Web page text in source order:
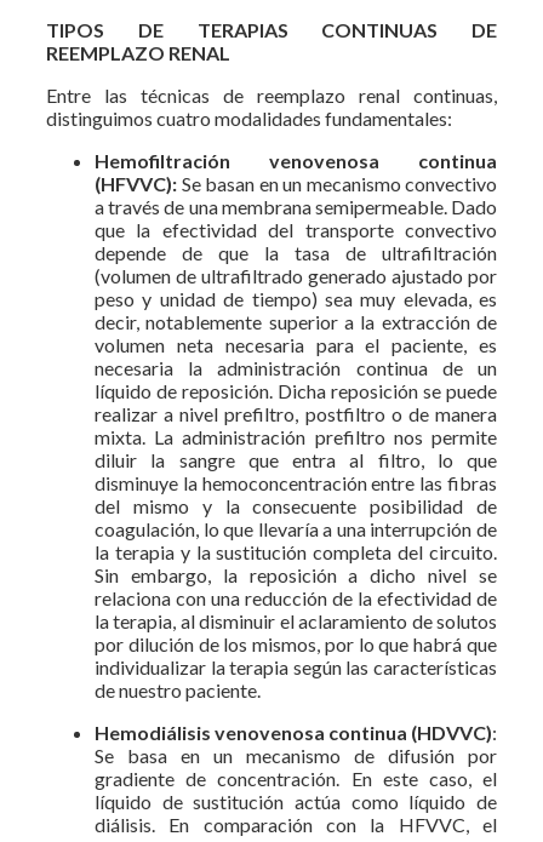
TIPOS DE TERAPIAS CONTINUAS DE
REEMPLAZO RENAL
Entre las técnicas de reemplazo renal continuas,
distinguimos cuatro modalidades fundamentales:
Hemofiltración venovenosa continua
(HFVVC): Se basan en un mecanismo convectivo
a través de una membrana semipermeable. Dado
que la efectividad del transporte convectivo
depende de que la tasa de ultrafiltración
(volumen de ultrafiltrado generado ajustado por
peso y unidad de tiempo) sea muy elevada, es
decir, notablemente superior a la extracción de
volumen neta necesaria para el paciente, es
necesaria la administración continua de un
líquido de reposición. Dicha reposición se puede
realizar a nivel prefiltro, postfiltro o de manera
mixta. La administración prefiltro nos permite
diluir la sangre que entra al filtro, lo que
disminuye la hemoconcentración entre las fibras
del mismo y la consecuente posibilidad de
coagulación, lo que llevaría a una interrupción de
la terapia y la sustitución completa del circuito.
Sin embargo, la reposición a dicho nivel se
relaciona con una reducción de la efectividad de
la terapia, al disminuir el aclaramiento de solutos
por dilución de los mismos, por lo que habrá que
individualizar la terapia según las características
de nuestro paciente.
Hemodiálisis venovenosa continua (HDVVC):
Se basa en un mecanismo de difusión por
gradiente de concentración. En este caso, el
líquido de sustitución actúa como líquido de
diálisis. En comparación con la HFVVC, el